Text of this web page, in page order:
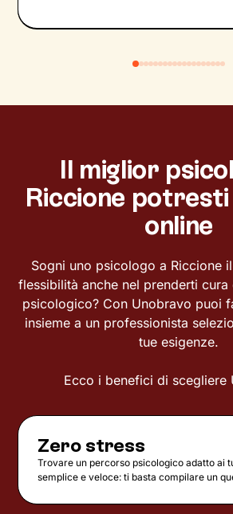
Il miglior
Riccione
online
Sogni uno psicologo a Riccione
flessibilità anche nel prenderti cura
psicologico? Con Unobravo puoi
insieme a un professionista
tue esigenze.
Ecco i benefici di scegliere
Zero stress
Trovare un percorso psicologico adatto ai
semplice e veloce: ti basta compilare un